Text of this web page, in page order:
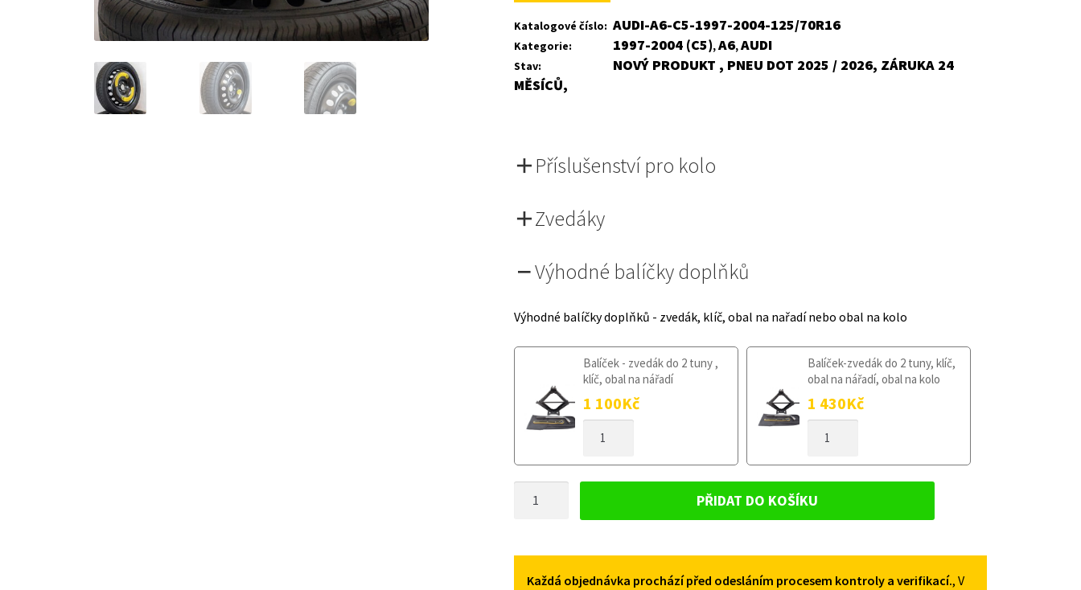
4
663Kč.
3
453Kč.
Katalogové číslo: AUDI-A6-C5-1997-2004-125/70R16
Kategorie: 1997-2004 (C5),A6,AUDI
Stav:
NOVÝ PRODUKT , PNEU DOT 2025 / 2026, ZÁRUKA 24
MĚSÍCŮ,
Příslušenství pro kolo
Zvedáky
Výhodné balíčky doplňků
Výhodné balíčky doplňků - zvedák, klíč, obal na nařadí nebo obal na kolo
Balíček - zvedák do 2 tuny ,
klíč, obal na nářadí
1 100Kč
KOLO
2004
MNOŽSTVÍ
Balíček-zvedák do 2 tuny, klíč,
obal na nářadí, obal na kolo
1 430Kč
KOLO
C5
1997-
2004
MNOŽSTVÍ
PŘIDAT DO KOŠÍKU
Každá objednávka prochází před odesláním procesem kontroly a verifikací., V